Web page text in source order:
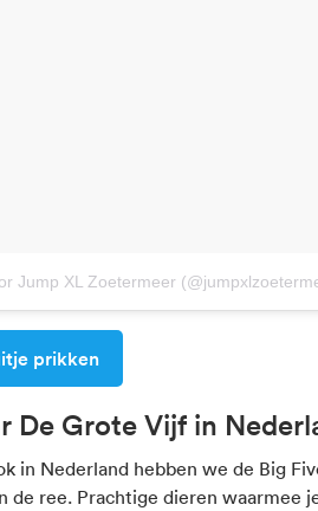
Jump XL Zoetermeer
prikken
De Grote Vijf in
in Nederland hebben we de Big
de ree. Prachtige dieren waarmee